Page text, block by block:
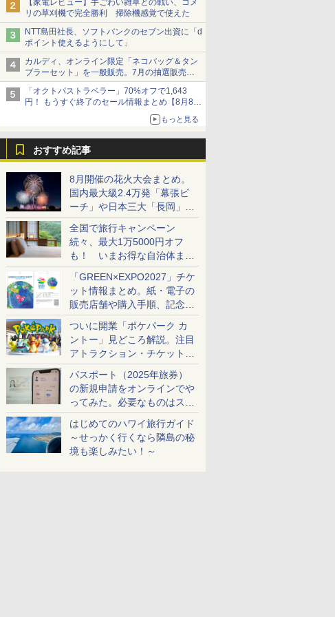
【家電レビュー】手ごわい雑草との戦い、コメ
リの草刈機で完全勝利 掃除機感覚で使えた
NTT島田社長、ソフトバンクのセブン出資に「d
ポイント使えるようにして」
カルディ、オンライン限定「ネコバッグ＆タン
ブラーセット」を一般販売。7月の抽選販売の
当選無効分
「オクトパストラベラー」70%オフで1,643
円！ もうすぐ終了のセール情報まとめ【8月8日
ニンテンドーeショップでは「大神 絶景版」が
もっと見る
おすすめ記事
8月開催の花火大会まとめ。
国内最大級2.4万発「幕張ビ
ーチ」や日本三大「長岡」な
ど大型イベント目白押し！
全国で旅行キャンペーン
続々、最大1万5000円オフ
も！ いまお得な自治体まと
め
「GREEN×EXPO2027」チケ
ット情報まとめ。紙・電子の
販売店舗や購入手順、記念チ
ケットも解説
ついに開業「ポケパーク カ
ントー」見どころ解説。注目
アトラクション・チケット手
配・来場前に必要な準備は？
パスポート（2025年旅券）
の新規申請をオンラインでや
ってみた。必要なものはスマ
ホとマイナカードのみ
はじめてのハワイ旅行ガイド
～せっかく行くなら隣島の秘
境も楽しみたい！～